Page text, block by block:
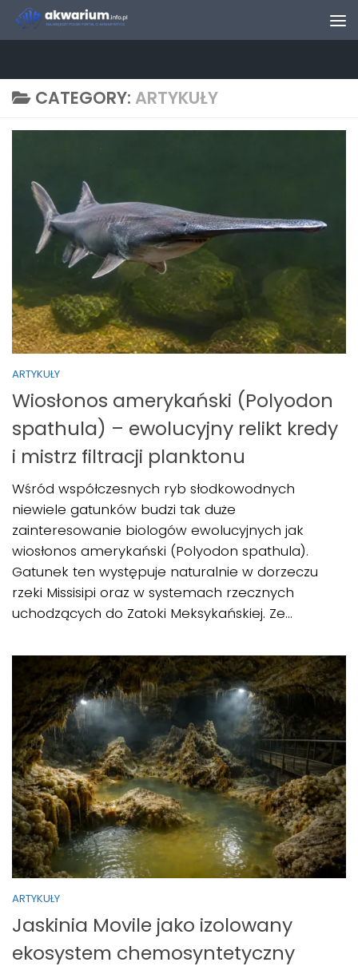
Skip to content
CATEGORY: ARTYKUŁY
ARTYKUŁY
Wiosłonos amerykański (Polyodon
spathula) – ewolucyjny relikt kredy
i mistrz filtracji planktonu
Wśród współczesnych ryb słodkowodnych
niewiele gatunków budzi tak duże
zainteresowanie biologów ewolucyjnych jak
wiosłonos amerykański (Polyodon spathula).
Gatunek ten występuje naturalnie w dorzeczu
rzeki Missisipi oraz w systemach rzecznych
uchodzących do Zatoki Meksykańskiej. Ze...
ARTYKUŁY
Jaskinia Movile jako izolowany
ekosystem chemosyntetyczny